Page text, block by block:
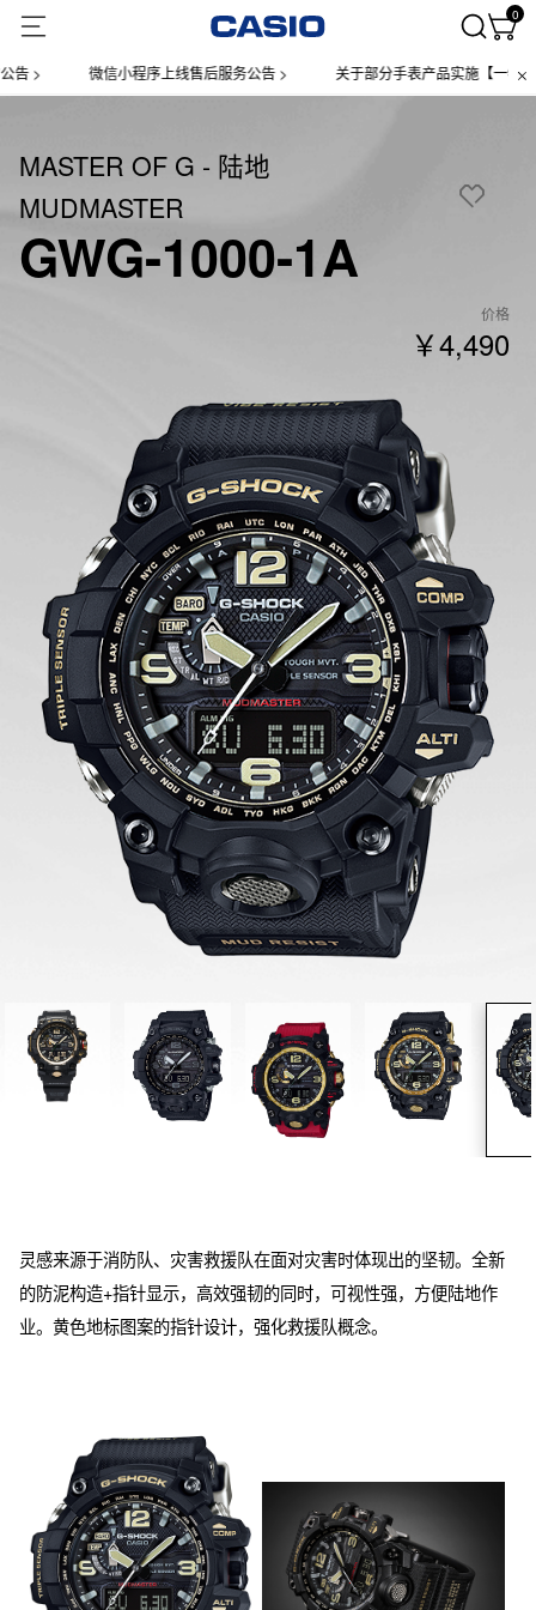
0
微信小程序上线售后服务公告 > 关于部分手表产品实施【一物一码】管理
MASTER OF G - 陆地
MUDMASTER
GWG-1000-1A
价格
￥4,490
灵感来源于消防队、灾害救援队在面对灾害时体现出的坚韧。全新
的防泥构造+指针显示，高效强韧的同时，可视性强，方便陆地作
业。黄色地标图案的指针设计，强化救援队概念。